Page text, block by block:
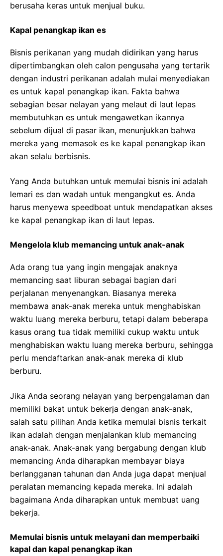
berusaha keras untuk menjual buku.
Kapal penangkap ikan es
Bisnis perikanan yang mudah didirikan yang harus
dipertimbangkan oleh calon pengusaha yang tertarik
dengan industri perikanan adalah mulai menyediakan
es untuk kapal penangkap ikan. Fakta bahwa
sebagian besar nelayan yang melaut di laut lepas
membutuhkan es untuk mengawetkan ikannya
sebelum dijual di pasar ikan, menunjukkan bahwa
mereka yang memasok es ke kapal penangkap ikan
akan selalu berbisnis.
Yang Anda butuhkan untuk memulai bisnis ini adalah
lemari es dan wadah untuk mengangkut es. Anda
harus menyewa speedboat untuk mendapatkan akses
ke kapal penangkap ikan di laut lepas.
Mengelola klub memancing untuk anak-anak
Ada orang tua yang ingin mengajak anaknya
memancing saat liburan sebagai bagian dari
perjalanan menyenangkan. Biasanya mereka
membawa anak-anak mereka untuk menghabiskan
waktu luang mereka berburu, tetapi dalam beberapa
kasus orang tua tidak memiliki cukup waktu untuk
menghabiskan waktu luang mereka berburu, sehingga
perlu mendaftarkan anak-anak mereka di klub
berburu.
Jika Anda seorang nelayan yang berpengalaman dan
memiliki bakat untuk bekerja dengan anak-anak,
salah satu pilihan Anda ketika memulai bisnis terkait
ikan adalah dengan menjalankan klub memancing
anak-anak. Anak-anak yang bergabung dengan klub
memancing Anda diharapkan membayar biaya
berlangganan tahunan dan Anda juga dapat menjual
peralatan memancing kepada mereka. Ini adalah
bagaimana Anda diharapkan untuk membuat uang
bekerja.
Memulai bisnis untuk melayani dan memperbaiki
kapal dan kapal penangkap ikan